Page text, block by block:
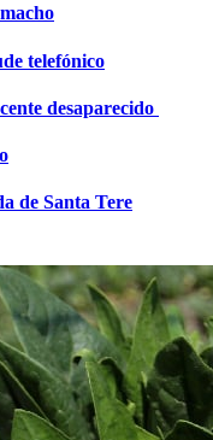
telefónico
desaparecido
de Santa Tere